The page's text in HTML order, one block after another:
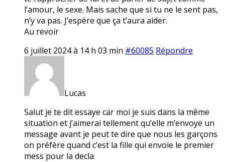
l’amour, le sexe. Mais sache que si tu ne le sent pas,
n’y va pas. J’espère que ça t’aura aider.
Au revoir
6 juillet 2024 à 14 h 03 min #60085 Répondre
Lucas
Salut je te dit essaye car moi je suis dans la même
situation et j’aimerai tellement qu’elle m’envoye un
message avant je peut te dire que nous les garçons
on préfère quand c’est la fille qui envoie le premier
mess pour la decla